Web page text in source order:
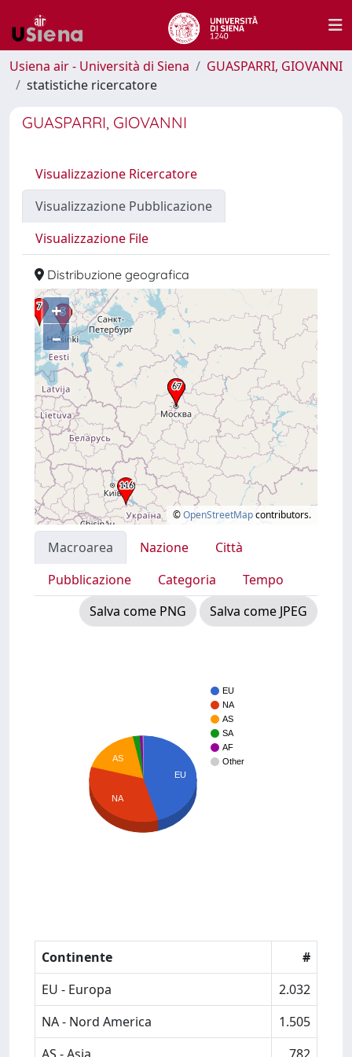
Usiena air - Università di Siena
GUASPARRI, GIOVANNI
statistiche ricercatore
GUASPARRI, GIOVANNI
Visualizzazione Ricercatore
Visualizzazione Pubblicazione
Visualizzazione File
Distribuzione geografica
+
–
©OpenStreetMapcontributors.
Macroarea Nazione
Città
Pubblicazione
Categoria
Tempo
Salva come PNG
Salva come JPEG
EU
NA
AS
SA
AF
Other
EU
AS
NA
Continente
#
EU - Europa
2.032
NA - Nord America
1.505